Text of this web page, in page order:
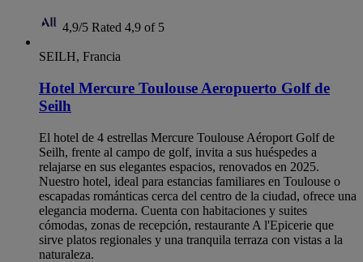
4,9/5 Rated 4,9 of 5
SEILH, Francia
Hotel Mercure Toulouse Aeropuerto Golf de
Seilh
El hotel de 4 estrellas Mercure Toulouse Aéroport Golf de
Seilh, frente al campo de golf, invita a sus huéspedes a
relajarse en sus elegantes espacios, renovados en 2025.
Nuestro hotel, ideal para estancias familiares en Toulouse o
escapadas románticas cerca del centro de la ciudad, ofrece una
elegancia moderna. Cuenta con habitaciones y suites
cómodas, zonas de recepción, restaurante A l'Epicerie que
sirve platos regionales y una tranquila terraza con vistas a la
naturaleza.